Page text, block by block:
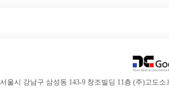
서울시 강남구 삼성동 143-9 창조빌딩 11층 (주)고도소